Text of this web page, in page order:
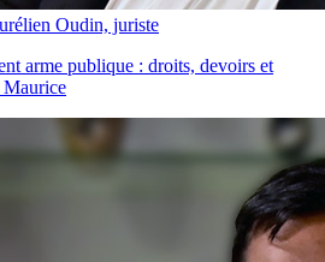
Oudin, juriste
arme publique : droits, devoirs et
Maurice